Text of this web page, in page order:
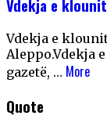
Vdekja e
Vdekja e
Aleppo.Vdekja
gazetë, … More
Quote